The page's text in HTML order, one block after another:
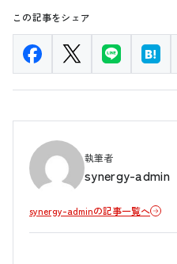
この記事をシェア
執筆者
synergy-admin
synergy-adminの記事一覧へ